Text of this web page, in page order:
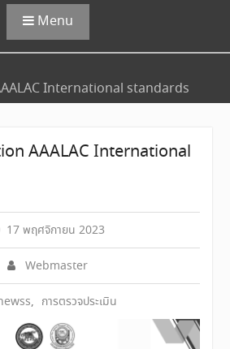
Menu
International standards
AAALAC International
17 พฤศจิกายน 2023
Webmaster
, การตรวจประเมิน